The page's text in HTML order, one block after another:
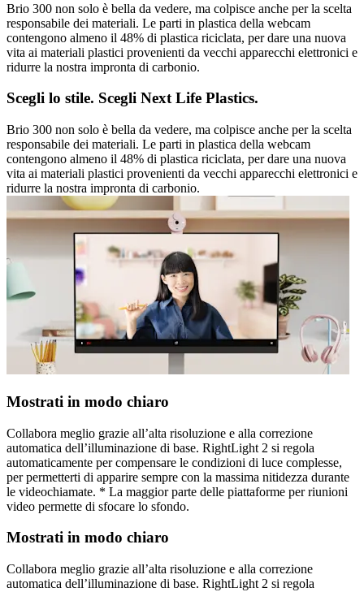
Brio 300 non solo è bella da vedere, ma colpisce anche per la scelta
responsabile dei materiali. Le parti in plastica della webcam
contengono almeno il 48% di plastica riciclata, per dare una nuova
vita ai materiali plastici provenienti da vecchi apparecchi elettronici e
ridurre la nostra impronta di carbonio.
Scegli lo stile. Scegli Next Life Plastics.
Brio 300 non solo è bella da vedere, ma colpisce anche per la scelta
responsabile dei materiali. Le parti in plastica della webcam
contengono almeno il 48% di plastica riciclata, per dare una nuova
vita ai materiali plastici provenienti da vecchi apparecchi elettronici e
ridurre la nostra impronta di carbonio.
Mostrati in modo chiaro
Collabora meglio grazie all’alta risoluzione e alla correzione
automatica dell’illuminazione di base. RightLight 2 si regola
automaticamente per compensare le condizioni di luce complesse,
per permetterti di apparire sempre con la massima nitidezza durante
le videochiamate. * La maggior parte delle piattaforme per riunioni
video permette di sfocare lo sfondo.
Mostrati in modo chiaro
Collabora meglio grazie all’alta risoluzione e alla correzione
automatica dell’illuminazione di base. RightLight 2 si regola